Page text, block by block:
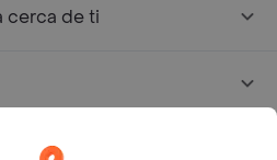
cerca de ti